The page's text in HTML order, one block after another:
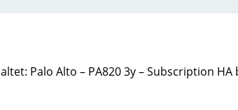
Palo Alto – PA820 3y – Subscription